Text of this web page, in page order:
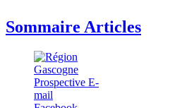
Sommaire Articles